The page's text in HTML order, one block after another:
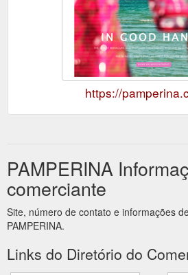
https://
PAMPERINA
comerciante
Site, número de contato e informações
PAMPERINA.
Links do Diretório do